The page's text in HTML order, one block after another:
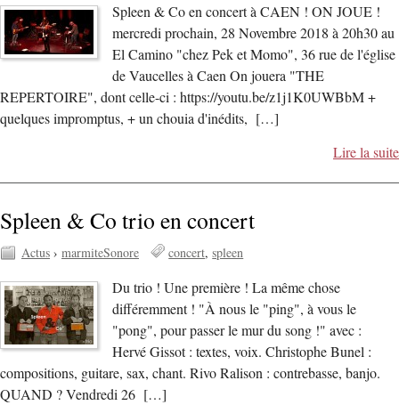
Spleen & Co en concert à CAEN ! ON JOUE !
mercredi prochain, 28 Novembre 2018 à 20h30 au
El Camino "chez Pek et Momo", 36 rue de l'église
de Vaucelles à Caen On jouera "THE
REPERTOIRE", dont celle-ci : https://youtu.be/z1j1K0UWBbM +
quelques impromptus, + un chouia d'inédits, […]
Lire la suite
Spleen & Co trio en concert
Actus › marmiteSonore concert spleen
Du trio ! Une première ! La même chose
différemment ! "À nous le "ping", à vous le
"pong", pour passer le mur du song !" avec :
Hervé Gissot : textes, voix. Christophe Bunel :
compositions, guitare, sax, chant. Rivo Ralison : contrebasse, banjo.
QUAND ? Vendredi 26 […]